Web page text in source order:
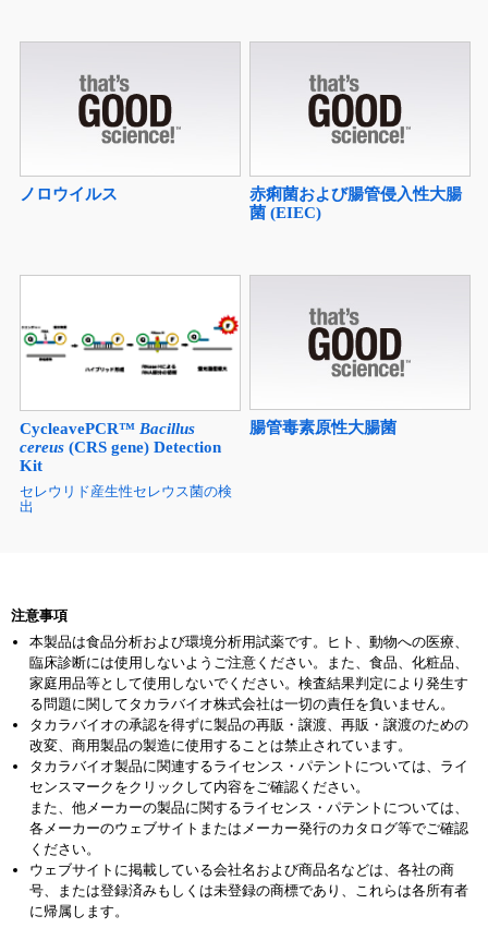
ノロウイルス
赤痢菌および腸管侵入性大腸
菌 (EIEC)
CycleavePCR™ Bacillus
cereus(CRS gene) Detection
Kit
セレウリド産生性セレウス菌の検
出
腸管毒素原性大腸菌
注意事項
本製品は食品分析および環境分析用試薬です。ヒト、動物への医療、
臨床診断には使用しないようご注意ください。また、食品、化粧品、
家庭用品等として使用しないでください。検査結果判定により発生す
る問題に関してタカラバイオ株式会社は一切の責任を負いません。
タカラバイオの承認を得ずに製品の再販・譲渡、再販・譲渡のための
改変、商用製品の製造に使用することは禁止されています。
タカラバイオ製品に関連するライセンス・パテントについては、ライ
センスマークをクリックして内容をご確認ください。
また、他メーカーの製品に関するライセンス・パテントについては、
各メーカーのウェブサイトまたはメーカー発行のカタログ等でご確認
ください。
ウェブサイトに掲載している会社名および商品名などは、各社の商
号、または登録済みもしくは未登録の商標であり、これらは各所有者
に帰属します。